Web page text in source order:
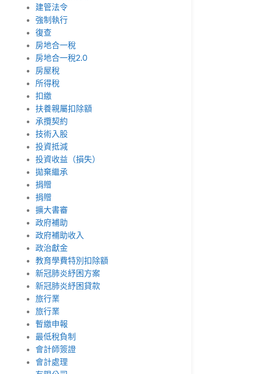
建管法令
強制執行
復查
房地合一稅
房地合一稅2.0
房屋稅
所得稅
扣繳
扶養親屬扣除額
承攬契約
技術入股
投資抵減
投資收益（損失）
拋棄繼承
捐贈
捐贈
擴大書審
政府補助
政府補助收入
政治獻金
教育學費特別扣除額
新冠肺炎紓困方案
新冠肺炎紓困貸款
旅行業
旅行業
暫繳申報
最低稅負制
會計師簽證
會計處理